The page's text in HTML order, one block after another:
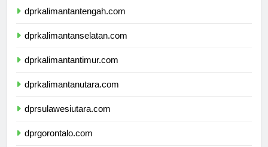
dprkalimantantengah.com
dprkalimantanselatan.com
dprkalimantantimur.com
dprkalimantanutara.com
dprsulawesiutara.com
dprgorontalo.com